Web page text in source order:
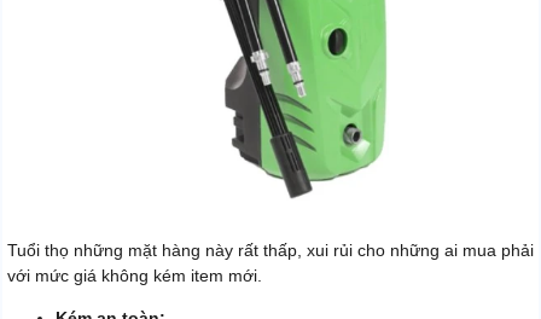
Tuổi thọ những mặt hàng này rất thấp, xui rủi cho những ai mua phải
với mức giá không kém item mới.